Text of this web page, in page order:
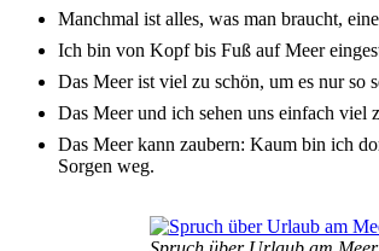
Manch­mal ist alles, was man braucht,
Ich bin von Kopf bis Fuß auf Meer
Das Meer ist viel zu schön, um es nur so
Das Meer und ich sehen uns einfach viel
Das Meer kann zaubern: Kaum bin ich
Sorgen weg.